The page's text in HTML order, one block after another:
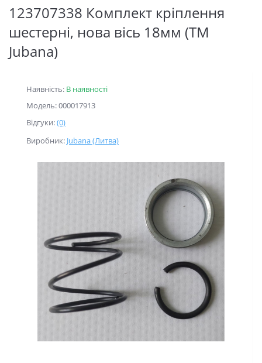
123707338 Комплект кріплення
шестерні, нова вісь 18мм (ТМ
Jubana)
Наявність: В наявності
Модель: 000017913
Відгуки:(0)
Виробник: Jubana (Литва)